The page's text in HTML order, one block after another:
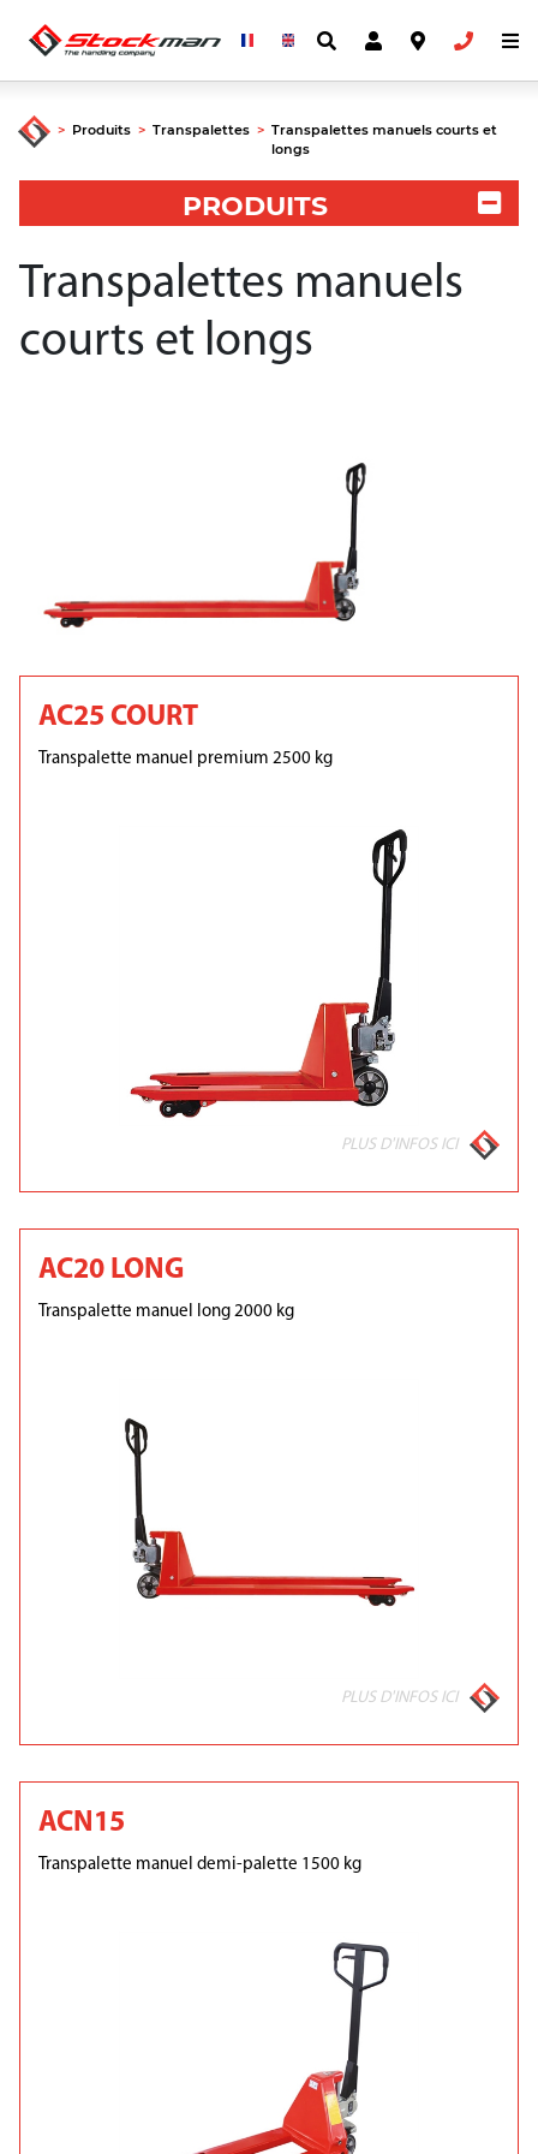
> Produits > Transpalettes > Transpalettes manuels courts et
longs
PRODUITS
Transpalettes manuels
courts et longs
AC25 COURT
Transpalette manuel premium 2500 kg
PLUS D'INFOS ICI
AC20 LONG
Transpalette manuel long 2000 kg
PLUS D'INFOS ICI
ACN15
Transpalette manuel demi-palette 1500 kg